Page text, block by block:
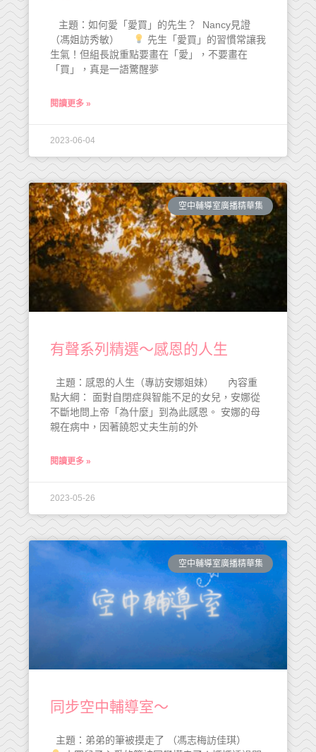
主題：如何愛「愛買」的先生？ Nancy見證
（馮姐訪秀敏）
先生「愛買」的習慣常讓我
生氣！但組長說重點要畫在「愛」，不要畫在
「買」，真是一語驚醒夢
閱讀更多 »
2023-06-04
空中輔導室廣播精華集
有聲系列精選～感恩的人生
主題：感恩的人生（專訪安娜姐妹） 內容重
點大綱： 面對自閉症與智能不足的女兒，安娜從
不斷地問上帝「為什麼」到為此感恩。 安娜的母
親在病中，因著饒恕丈夫生前的外
閱讀更多 »
2023-05-26
空中輔導室廣播精華集
同步空中輔導室～
主題：弟弟的筆被摸走了 （馮志梅訪佳琪）